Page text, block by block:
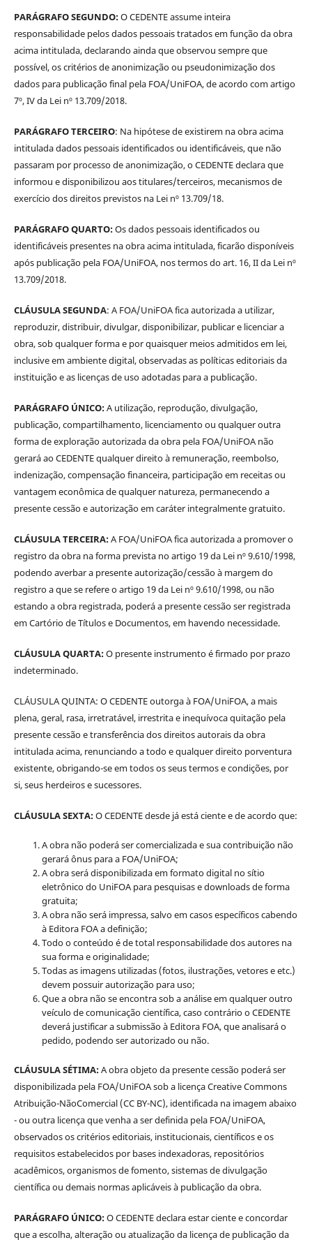
PARÁGRAFO SEGUNDO:O CEDENTE assume inteira
responsabilidade pelos dados pessoais tratados em função da obra
acima intitulada, declarando ainda que observou sempre que
possível, os critérios de anonimização ou pseudonimização dos
dados para publicação final pela FOA/UniFOA, de acordo com artigo
7º, IV da Lei nº 13.709/2018.
PARÁGRAFO TERCEIRO: Na hipótese de existirem na obra acima
intitulada dados pessoais identificados ou identificáveis, que não
passaram por processo de anonimização, o CEDENTE declara que
informou e disponibilizou aos titulares/terceiros, mecanismos de
exercício dos direitos previstos na Lei nº 13.709/18.
PARÁGRAFO QUARTO:Os dados pessoais identificados ou
identificáveis presentes na obra acima intitulada, ficarão disponíveis
após publicação pela FOA/UniFOA, nos termos do art. 16, II da Lei nº
13.709/2018.
CLÁUSULA SEGUNDA: A FOA/UniFOA fica autorizada a utilizar,
reproduzir, distribuir, divulgar, disponibilizar, publicar e licenciar a
obra, sob qualquer forma e por quaisquer meios admitidos em lei,
inclusive em ambiente digital, observadas as políticas editoriais da
instituição e as licenças de uso adotadas para a publicação.
PARÁGRAFO ÚNICO:A utilização, reprodução, divulgação,
publicação, compartilhamento, licenciamento ou qualquer outra
forma de exploração autorizada da obra pela FOA/UniFOA não
gerará ao CEDENTE qualquer direito à remuneração, reembolso,
indenização, compensação financeira, participação em receitas ou
vantagem econômica de qualquer natureza, permanecendo a
presente cessão e autorização em caráter integralmente gratuito.
CLÁUSULA TERCEIRA:A FOA/UniFOA fica autorizada a promover o
registro da obra na forma prevista no artigo 19 da Lei nº 9.610/1998,
podendo averbar a presente autorização/cessão à margem do
registro a que se refere o artigo 19 da Lei nº 9.610/1998, ou não
estando a obra registrada, poderá a presente cessão ser registrada
em Cartório de Títulos e Documentos, em havendo necessidade.
CLÁUSULA QUARTA:O presente instrumento é firmado por prazo
indeterminado.
CLÁUSULA QUINTA: O CEDENTE outorga à FOA/UniFOA, a mais
plena, geral, rasa, irretratável, irrestrita e inequívoca quitação pela
presente cessão e transferência dos direitos autorais da obra
intitulada acima, renunciando a todo e qualquer direito porventura
existente, obrigando-se em todos os seus termos e condições, por
si, seus herdeiros e sucessores.
CLÁUSULA SEXTA:O CEDENTE desde já está ciente e de acordo que:
A obra não poderá ser comercializada e sua contribuição não
gerará ônus para a FOA/UniFOA;
A obra será disponibilizada em formato digital no sítio
eletrônico do UniFOA para pesquisas e downloads de forma
gratuita;
A obra não será impressa, salvo em casos específicos cabendo
à Editora FOA a definição;
Todo o conteúdo é de total responsabilidade dos autores na
sua forma e originalidade;
Todas as imagens utilizadas (fotos, ilustrações, vetores e etc.)
devem possuir autorização para uso;
Que a obra não se encontra sob a análise em qualquer outro
veículo de comunicação científica, caso contrário o CEDENTE
deverá justificar a submissão à Editora FOA, que analisará o
pedido, podendo ser autorizado ou não.
CLÁUSULA SÉTIMA:A obra objeto da presente cessão poderá ser
disponibilizada pela FOA/UniFOA sob a licença Creative Commons
Atribuição-NãoComercial (CC BY-NC), identificada na imagem abaixo
- ou outra licença que venha a ser definida pela FOA/UniFOA,
observados os critérios editoriais, institucionais, científicos e os
requisitos estabelecidos por bases indexadoras, repositórios
acadêmicos, organismos de fomento, sistemas de divulgação
científica ou demais normas aplicáveis à publicação da obra.
PARÁGRAFO ÚNICO:O CEDENTE declara estar ciente e concordar
que a escolha, alteração ou atualização da licença de publicação da